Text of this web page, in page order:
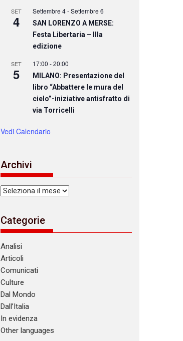
SET
4
Settembre 4-Settembre 6
SAN LORENZO A MERSE:
Festa Libertaria – IIIa
edizione
SET
5
17:00 -20:00
MILANO: Presentazione del
libro “Abbattere le mura del
cielo”-iniziative antisfratto di
via Torricelli
Vedi Calendario
Archivi
Archivi
Categorie
Analisi
Articoli
Comunicati
Culture
Dal Mondo
Dall’Italia
In evidenza
Other languages